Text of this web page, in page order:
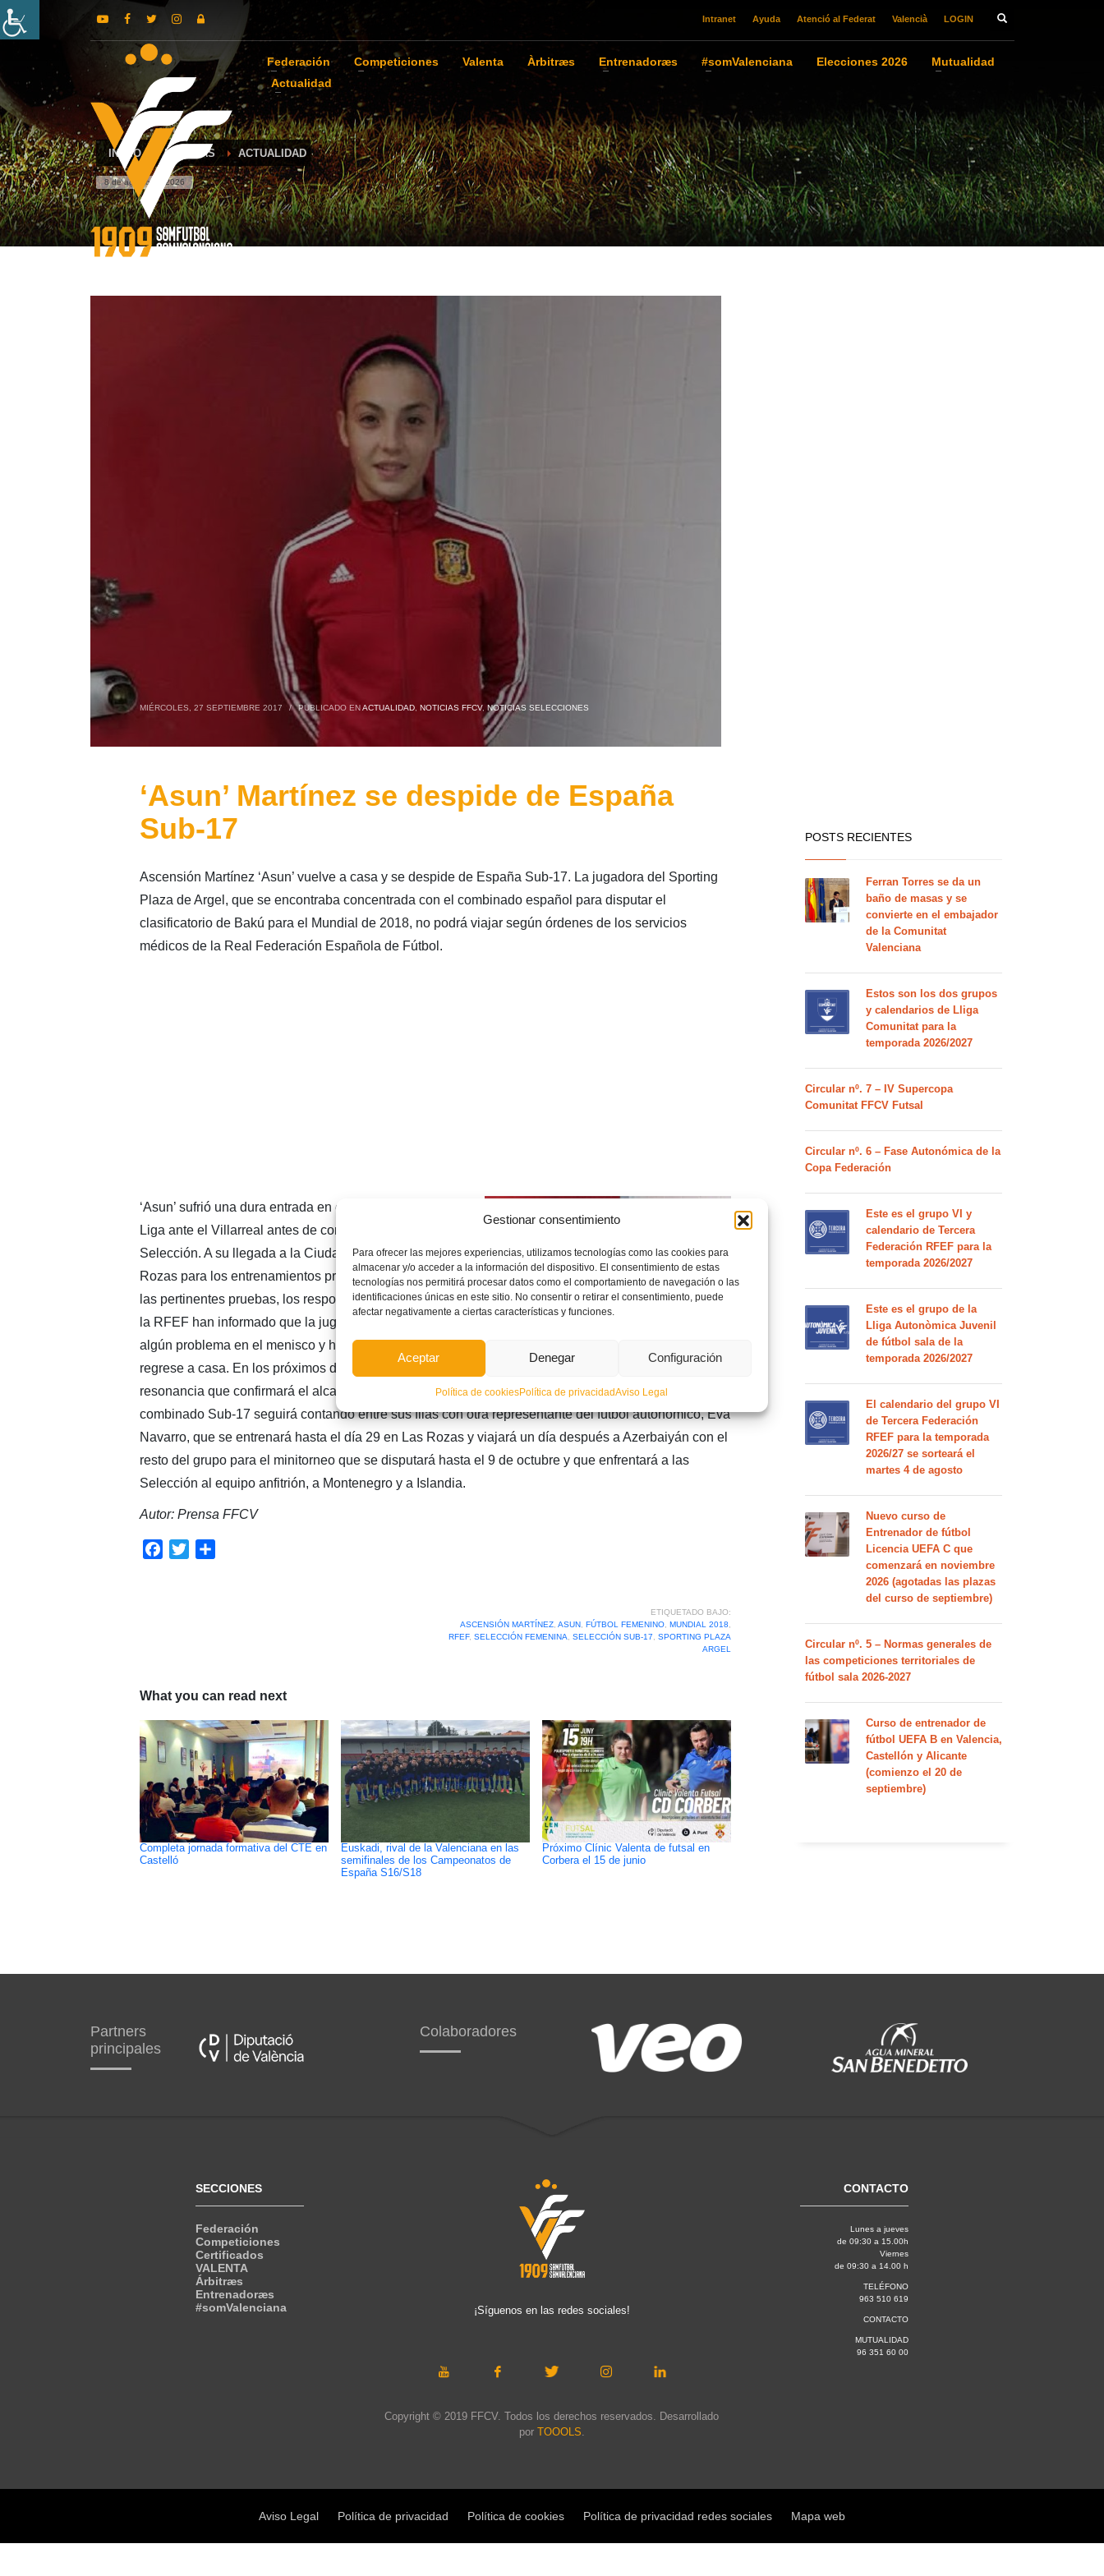
Gestionar consentimiento
Para ofrecer las mejores experiencias, utilizamos tecnologías como las cookies para
almacenar y/o acceder a la información del dispositivo. El consentimiento de estas
tecnologías nos permitirá procesar datos como el comportamiento de navegación o las
identificaciones únicas en este sitio. No consentir o retirar el consentimiento, puede
afectar negativamente a ciertas características y funciones.
Aceptar Denegar Configuración
Política de cookiesPolítica de privacidadAviso Legal
Intranet Ayuda Atenció al Federat Valencià LOGIN
Federación Competiciones Valenta Àrbitræs Entrenadoræs #somValenciana Elecciones 2026
Mutualidad
Actualidad
INICIO NOTICIAS ACTUALIDAD
8 de agosto de 2026
MIÉRCOLES, 27 SEPTIEMBRE 2017 / PUBLICADO ENACTUALIDAD, NOTICIAS FFCV, NOTICIAS SELECCIONES
‘Asun’ Martínez se despide de España
Sub-17
Ascensión Martínez ‘Asun’ vuelve a casa y se despide de España Sub-17. La jugadora del Sporting
Plaza de Argel, que se encontraba concentrada con el combinado español para disputar el
clasificatorio de Bakú para el Mundial de 2018, no podrá viajar según órdenes de los servicios
médicos de la Real Federación Española de Fútbol.
‘Asun’ sufrió una dura entrada en el último partido de
Liga ante el Villarreal antes de concentrarse con la
Selección. A su llegada a la Ciudad del Fútbol de las
Rozas para los entrenamientos previos al viaje, y tras
las pertinentes pruebas, los responsables médicos de
la RFEF han informado que la jugadora puede tener
algún problema en el menisco y han recomendado que
regrese a casa. En los próximos días se le realizará una
resonancia que confirmará el alcance de la lesión. El
combinado Sub-17 seguirá contando entre sus filas con otra representante del fútbol autonómico, Eva
Navarro, que se entrenará hasta el día 29 en Las Rozas y viajará un día después a Azerbaiyán con el
resto del grupo para el minitorneo que se disputará hasta el 9 de octubre y que enfrentará a las
Selección al equipo anfitrión, a Montenegro y a Islandia.
Autor: Prensa FFCV
Facebook
Twitter
ETIQUETADO BAJO:
ASCENSIÓN MARTÍNEZ, ASUN, FÚTBOL FEMENINO, MUNDIAL 2018
RFEF, SELECCIÓN FEMENINA SELECCIÓN SUB-17
SPORTING PLAZA
ARGEL
What you can read next
Completa jornada formativa del CTE en
Castelló
Euskadi, rival de la Valenciana en las
semifinales de los Campeonatos de
España S16/S18
Próximo Clínic Valenta de futsal en
Corbera el 15 de junio
POSTS RECIENTES
Ferran Torres se da un
baño de masas y se
convierte en el embajador
de la Comunitat
Valenciana
Estos son los dos grupos
y calendarios de Lliga
Comunitat para la
temporada 2026/2027
Circular nº. 7 – IV Supercopa
Comunitat FFCV Futsal
Circular nº. 6 – Fase Autonómica de la
Copa Federación
Este es el grupo VI y
calendario de Tercera
Federación RFEF para la
temporada 2026/2027
Este es el grupo de la
Lliga Autonòmica Juvenil
de fútbol sala de la
temporada 2026/2027
El calendario del grupo VI
de Tercera Federación
RFEF para la temporada
2026/27 se sorteará el
martes 4 de agosto
Nuevo curso de
Entrenador de fútbol
Licencia UEFA C que
comenzará en noviembre
2026 (agotadas las plazas
del curso de septiembre)
Circular nº. 5 – Normas generales de
las competiciones territoriales de
fútbol sala 2026-2027
Curso de entrenador de
fútbol UEFA B en Valencia,
Castellón y Alicante
(comienzo el 20 de
septiembre)
Partners
principales
Colaboradores
SECCIONES
Federación
Competiciones
Certificados
VALENTA
Árbitræs
Entrenadoræs
#somValenciana
¡Síguenos en las redes sociales!
Copyright © 2019 FFCV. Todos los derechos reservados. Desarrollado
por TOOOLS.
CONTACTO
Lunes a jueves
de 09:30 a 15.00h
Viernes
de 09:30 a 14.00 h
TELÉFONO
963 510 619
CONTACTO
MUTUALIDAD
96 351 60 00
Aviso Legal Política de privacidad Política de cookies Política de privacidad redes sociales Mapa web